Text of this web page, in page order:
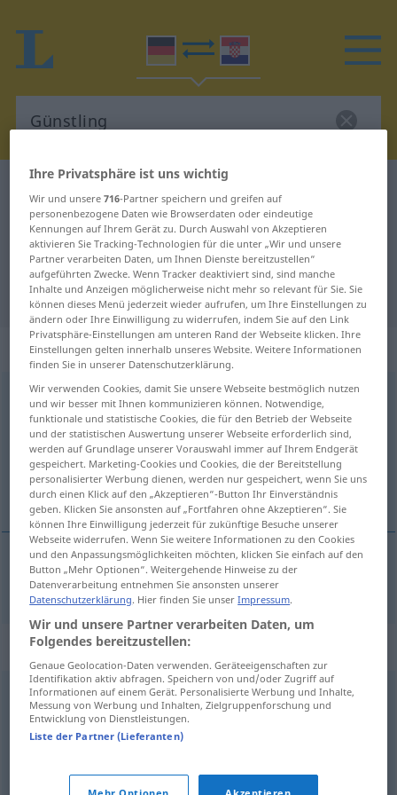
Deutsch-Kroatisch Übersetzung für
"Günstling"
"Günstling" Kroatisch Übersetzung
„Günstling“: Maskulinum
Günstlingm < -s;-e>
Übersicht aller Übersetzungen
(Für mehr Details die Übersetzung anklicken/antippen)
protekcionaš, štićenik
protekcionaš,štićenik Günstling
Synonyme für "Günstling"
Protegé,Liebling,Favorit
Beziehung,Kerl (ugs., salopp)
Ihre Privatsphäre ist uns wichtig
Wir und unsere716-Partner speichern und greifen auf
personenbezogene Daten wie Browserdaten oder eindeutige
Kennungen auf Ihrem Gerät zu. Durch Auswahl von Akzeptieren
aktivieren Sie Tracking-Technologien für die unter „Wir und unsere
Partner verarbeiten Daten, um Ihnen Dienste bereitzustellen“
aufgeführten Zwecke. Wenn Tracker deaktiviert sind, sind manche
Inhalte und Anzeigen möglicherweise nicht mehr so relevant für Sie. Sie
können dieses Menü jederzeit wieder aufrufen, um Ihre Einstellungen zu
ändern oder Ihre Einwilligung zu widerrufen, indem Sie auf den Link
Privatsphäre-Einstellungen am unteren Rand der Webseite klicken. Ihre
Einstellungen gelten innerhalb unseres Website. Weitere Informationen
finden Sie in unserer Datenschutzerklärung.
Wir verwenden Cookies, damit Sie unsere Webseite bestmöglich nutzen
und wir besser mit Ihnen kommunizieren können. Notwendige,
funktionale und statistische Cookies, die für den Betrieb der Webseite
und der statistischen Auswertung unserer Webseite erforderlich sind,
werden auf Grundlage unserer Vorauswahl immer auf Ihrem Endgerät
gespeichert. Marketing-Cookies und Cookies, die der Bereitstellung
personalisierter Werbung dienen, werden nur gespeichert, wenn Sie uns
durch einen Klick auf den „Akzeptieren“-Button Ihr Einverständnis
geben. Klicken Sie ansonsten auf „Fortfahren ohne Akzeptieren“. Sie
können Ihre Einwilligung jederzeit für zukünftige Besuche unserer
Webseite widerrufen. Wenn Sie weitere Informationen zu den Cookies
und den Anpassungsmöglichkeiten möchten, klicken Sie einfach auf den
Button „Mehr Optionen“. Weitergehende Hinweise zu der
Datenverarbeitung entnehmen Sie ansonsten unserer
Datenschutzerklärung. Hier finden Sie unserImpressum.
Wir und unsere Partner verarbeiten Daten, um
Folgendes bereitzustellen:
Genaue Geolocation-Daten verwenden. Geräteeigenschaften zur
Identifikation aktiv abfragen. Speichern von und/oder Zugriff auf
Informationen auf einem Gerät. Personalisierte Werbung und Inhalte,
Messung von Werbung und Inhalten, Zielgruppenforschung und
Entwicklung von Dienstleistungen.
Liste der Partner (Lieferanten)